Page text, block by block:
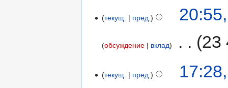
текущ. пред.
обсуждение вклад 23
текущ. пред.